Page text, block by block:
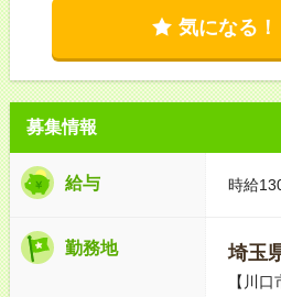
気になる！
募集情報
給与 時給
勤務地 埼玉
【川